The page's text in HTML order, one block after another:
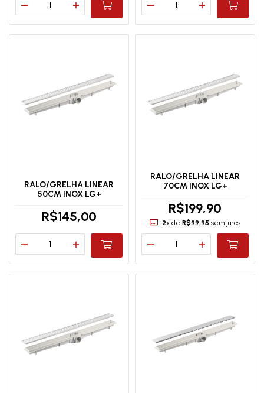
RALO/GRELHA LINEAR
50CM INOX LG+
R$145,00
RALO/GRELHA LINEAR
70CM INOX LG+
R$199,90
2x de R$99,95 sem juros